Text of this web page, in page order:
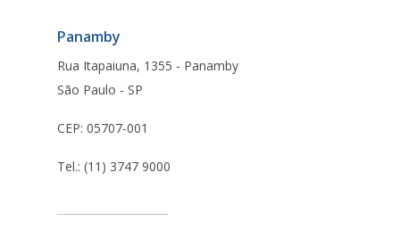
Panamby
Rua Itapaiuna, 1355 - Panamby
São Paulo - SP
CEP: 05707-001
Tel.: (11) 3747 9000